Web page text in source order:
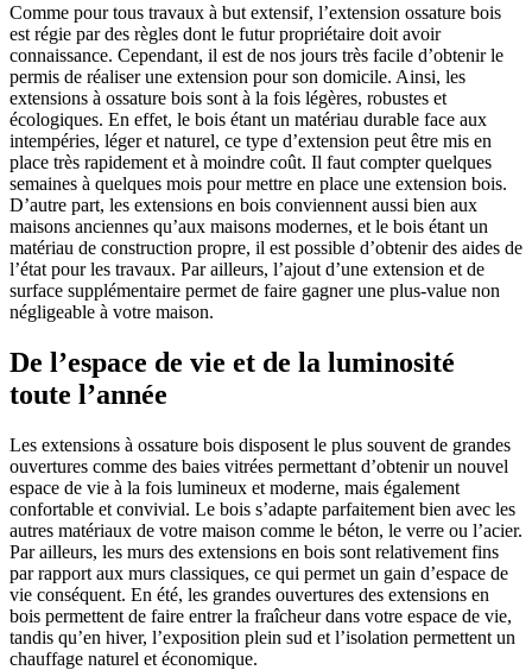
Comme pour tous travaux à but extensif, l’extension ossature bois
est régie par des règles dont le futur propriétaire doit avoir
connaissance. Cependant, il est de nos jours très facile d’obtenir le
permis de réaliser une extension pour son domicile. Ainsi, les
extensions à ossature bois sont à la fois légères, robustes et
écologiques. En effet, le bois étant un matériau durable face aux
intempéries, léger et naturel, ce type d’extension peut être mis en
place très rapidement et à moindre coût. Il faut compter quelques
semaines à quelques mois pour mettre en place une extension bois.
D’autre part, les extensions en bois conviennent aussi bien aux
maisons anciennes qu’aux maisons modernes, et le bois étant un
matériau de construction propre, il est possible d’obtenir des aides de
l’état pour les travaux. Par ailleurs, l’ajout d’une extension et de
surface supplémentaire permet de faire gagner une plus-value non
négligeable à votre maison.
De l’espace de vie et de la luminosité
toute l’année
Les extensions à ossature bois disposent le plus souvent de grandes
ouvertures comme des baies vitrées permettant d’obtenir un nouvel
espace de vie à la fois lumineux et moderne, mais également
confortable et convivial. Le bois s’adapte parfaitement bien avec les
autres matériaux de votre maison comme le béton, le verre ou l’acier.
Par ailleurs, les murs des extensions en bois sont relativement fins
par rapport aux murs classiques, ce qui permet un gain d’espace de
vie conséquent. En été, les grandes ouvertures des extensions en
bois permettent de faire entrer la fraîcheur dans votre espace de vie,
tandis qu’en hiver, l’exposition plein sud et l’isolation permettent un
chauffage naturel et économique.